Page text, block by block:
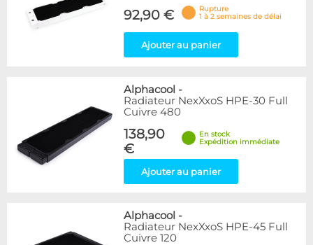
92,90 €
Rupture
1 à 2 semaines de délai
Ajouter au panier
Alphacool -
Radiateur NexXxoS HPE-30 Full
Cuivre 480
138,90
€
En stock
Expédition immédiate
Ajouter au panier
Alphacool -
Radiateur NexXxoS HPE-45 Full
Cuivre 120